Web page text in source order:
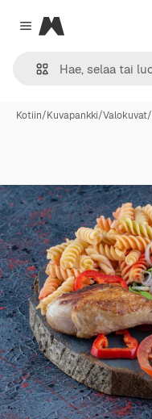
Close menu
Magnific
Kotiin/Kuvapankki/Valokuvat/